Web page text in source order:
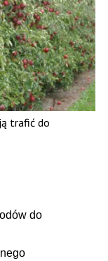
trafić do
do